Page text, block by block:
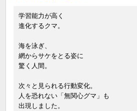
学習能力が高く
進化するクマ。
海を泳ぎ、
網からサケをとる姿に
驚く人間。
次々と見られる行動変化。
人を恐れない「無関心グマ」も
出現しました。